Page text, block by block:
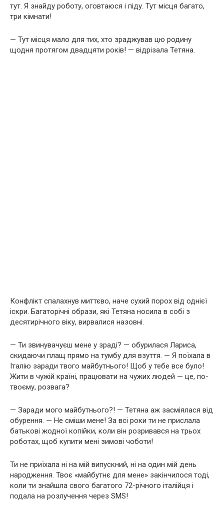
тут. Я знайду роботу, оговтаюся і піду. Тут місця багато,
три кімнати!
— Тут місця мало для тих, хто зраджував цю родину
щодня протягом двадцяти років! — відрізала Тетяна.
Конфлікт спалахнув миттєво, наче сухий порох від однієї
іскри. Багаторічні образи, які Тетяна носила в собі з
десятирічного віку, вирвалися назовні.
— Ти звинувачуєш мене у зраді? — обурилася Лариса,
скидаючи плащ прямо на тумбу для взуття. — Я поїхала в
Італію заради твого майбутнього! Щоб у тебе все було!
Жити в чужій країні, працювати на чужих людей — це, по-
твоєму, розвага?
— Заради мого майбутнього?! — Тетяна аж засміялася від
обурення. — Не сміши мене! За всі роки ти не прислала
батькові жодної копійки, коли він розривався на трьох
роботах, щоб купити мені зимові чоботи!
Ти не приїхала ні на мій випускний, ні на один мій день
народження. Твоє «майбутнє для мене» закінчилося тоді,
коли ти знайшла свого багатого 72-річного італійця і
подала на розлучення через SMS!